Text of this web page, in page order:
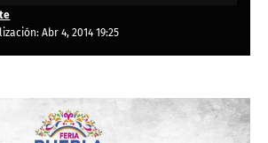
Abr 4, 2014 19:25